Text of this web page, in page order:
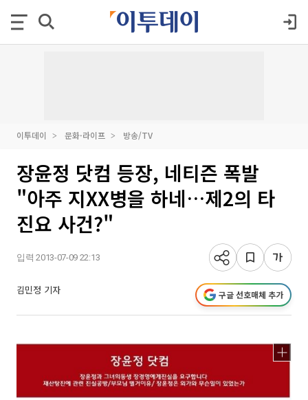
이투데이 문화·라이프 방송/TV
장윤정 닷컴 등장, 네티즌 폭발
"아주 지XX병을 하네…제2의 타
진요 사건?"
입력 2013-07-09 22:13
김민정 기자 구글 선호매체 추가